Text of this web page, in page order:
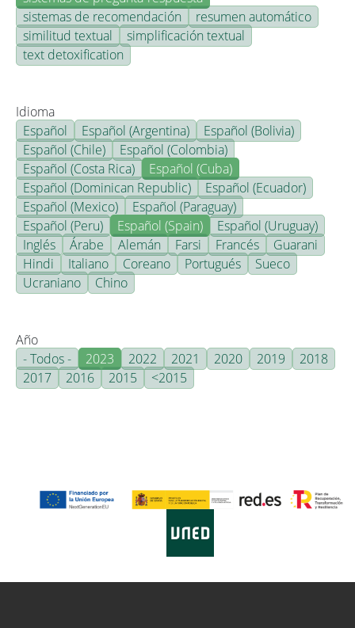
sistemas de recomendación
resumen automático
similitud textual
simplificación textual
text detoxification
Idioma
Español
Español (Argentina)
Español (Bolivia)
Español (Chile)
Español (Colombia)
Español (Costa Rica)
Español (Cuba)
Español (Dominican Republic)
Español (Ecuador)
Español (Mexico)
Español (Paraguay)
Español (Peru)
Español (Spain)
Español (Uruguay)
Inglés
Árabe Alemán Farsi Francés
Guarani
Hindi
Italiano Coreano Portugués
Sueco
Ucraniano
Chino
Año
- Todos -
2023 2022 2021 2020 2019
2018
2017
2016 2015 <2015